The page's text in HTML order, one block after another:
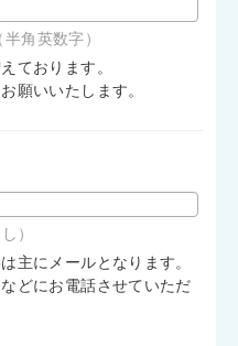
角英数字）
ております。
願いいたします。
）
主にメールとなります。
どにお電話させていただ